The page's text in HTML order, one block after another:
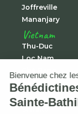
Joffreville
Mananjary
Vietnam
Thu-Duc
Loc Nam
Chà Rang
Tà Pao
Japon
Shirako